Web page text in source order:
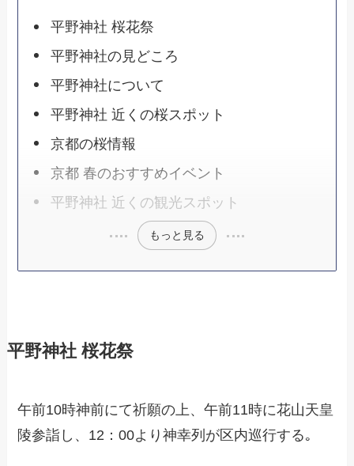
平野神社 桜花祭
平野神社の見どころ
平野神社について
平野神社 近くの桜スポット
京都の桜情報
京都 春のおすすめイベント
平野神社 近くの観光スポット
もっと見る
平野神社 桜花祭
午前10時神前にて祈願の上、午前11時に花山天皇
陵参詣し、12：00より神幸列が区内巡行する｡